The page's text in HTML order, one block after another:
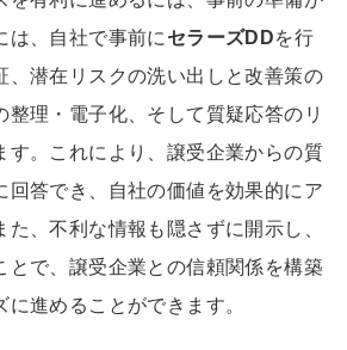
は、自社で事前に セラーズDDを行
、潜在リスクの洗い出しと改善策の
整理・電子化、そして質疑応答のリ
す。これにより、譲受企業からの質
回答でき、自社の価値を効果的にア
た、不利な情報も隠さずに開示し、
とで、譲受企業との信頼関係を構築
に進めることができます。